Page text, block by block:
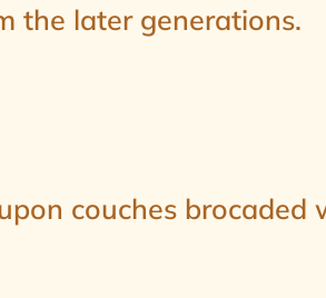
the later generations.
couches brocaded